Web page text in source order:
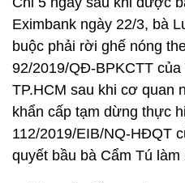
Eximbank ngày 22/3, bà
buộc phải rời ghế nóng
92/2019/QĐ-BPKCTT của
TP.HCM sau khi cơ quan
khẩn cấp tạm dừng thực
112/2019/EIB/NQ-HĐQT
quyết bầu bà Cẩm Tú